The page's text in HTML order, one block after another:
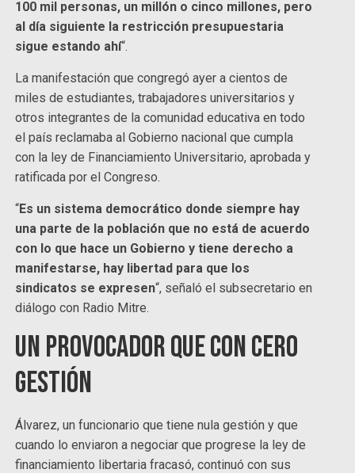
100 mil personas, un millón o cinco millones, pero
al día siguiente la restricción presupuestaria
sigue estando ahí“.
La manifestación que congregó ayer a cientos de
miles de estudiantes, trabajadores universitarios y
otros integrantes de la comunidad educativa en todo
el país reclamaba al Gobierno nacional que cumpla
con la ley de Financiamiento Universitario, aprobada y
ratificada por el Congreso.
“Es un sistema democrático donde siempre hay
una parte de la población que no está de acuerdo
con lo que hace un Gobierno y tiene derecho a
manifestarse, hay libertad para que los
sindicatos se expresen“, señaló el subsecretario en
diálogo con Radio Mitre.
Un provocador que con cero
gestión
Álvarez, un funcionario que tiene nula gestión y que
cuando lo enviaron a negociar que progrese la ley de
financiamiento libertaria fracasó, continuó con sus